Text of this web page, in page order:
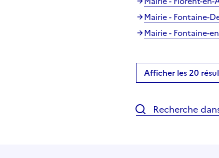
Mairie - Fontaine-
Mairie - Fontaine-
Afficher les 20
Recherche